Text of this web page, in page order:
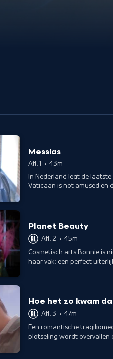
Messias
Afl. 1 • 43m
In Nederland legt de
Vaticaan is not amused en
Planet Beauty
Afl. 2 • 45m
Cosmetisch arts Bonnie is
haar vak: een perfect
Hoe het zo kwam
Afl. 3 • 47m
Een romantische
plotseling wordt overvallen